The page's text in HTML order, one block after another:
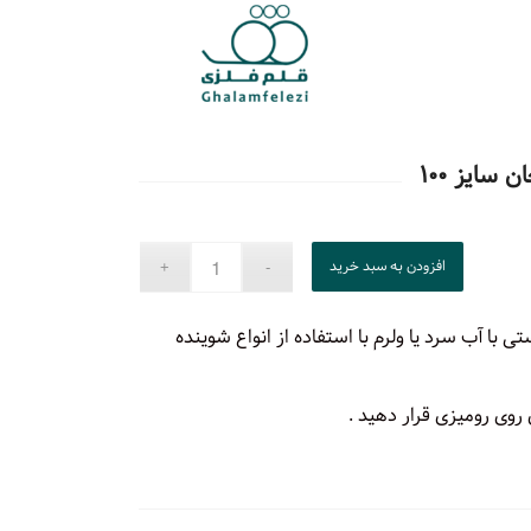
سایز ۱۰۰
افزودن به سبد خرید
آب سرد یا ولرم با استفاده از انواع شوینده
رومیزی قرار دهید .